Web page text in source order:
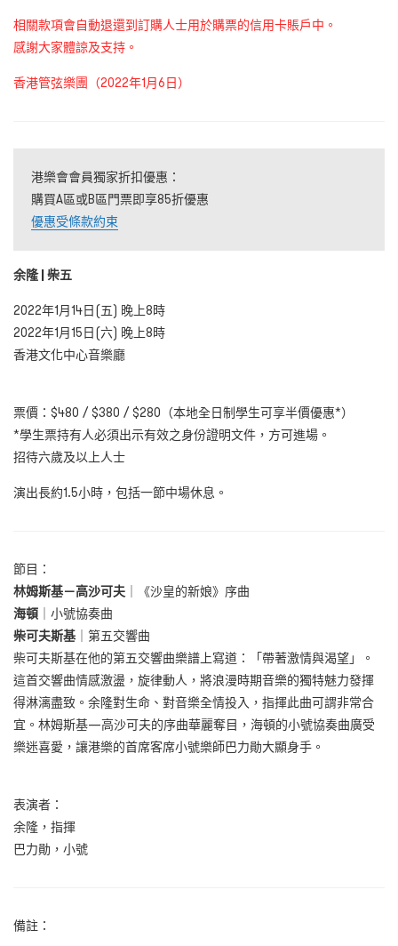
相關款項會自動退還到訂購人士用於購票的信用卡賬戶中。
感謝大家體諒及支持。
香港管弦樂團（2022年1月6日）
港樂會會員獨家折扣優惠：
購買A區或B區門票即享85折優惠
優惠受條款約束
余隆|柴五
2022年1月14日(五) 晚上8時
2022年1月15日(六) 晚上8時
香港文化中心音樂廳
票價：$480 / $380 / $280（本地全日制學生可享半價優惠*）
*學生票持有人必須出示有效之身份證明文件，方可進場。
招待六歲及以上人士
演出長約1.5小時，包括一節中場休息。
節目：
林姆斯基－高沙可夫 ｜《沙皇的新娘》序曲
海頓 ｜小號協奏曲
柴可夫斯基 ｜第五交響曲
柴可夫斯基在他的第五交響曲樂譜上寫道：「帶著激情與渴望」。
這首交響曲情感激盪，旋律動人，將浪漫時期音樂的獨特魅力發揮
得淋漓盡致。余隆對生命、對音樂全情投入，指揮此曲可謂非常合
宜。林姆斯基—高沙可夫的序曲華麗奪目，海頓的小號協奏曲廣受
樂迷喜愛，讓港樂的首席客席小號樂師巴力勛大顯身手。
表演者：
余隆，指揮
巴力勛，小號
備註：